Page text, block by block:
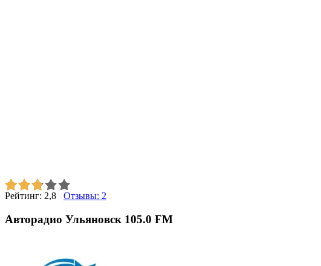
Рейтинг: 2,8 Отзывы: 2
Авторадио Ульяновск 105.0 FM